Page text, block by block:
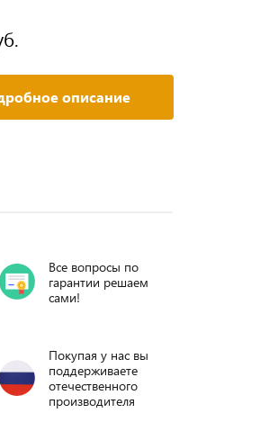
описание
Все вопросы по
гарантии решаем
сами!
Покупая у нас вы
поддерживаете
отечественного
производителя